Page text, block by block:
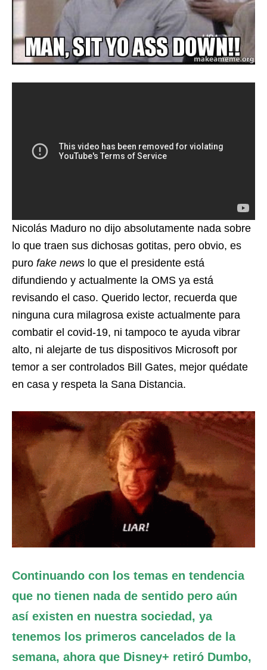
Nicolás Maduro no dijo absolutamente nada sobre
lo que traen sus dichosas gotitas, pero obvio, es
puro fake news lo que el presidente está
difundiendo y actualmente la OMS ya está
revisando el caso. Querido lector, recuerda que
ninguna cura milagrosa existe actualmente para
combatir el covid-19, ni tampoco te ayuda vibrar
alto, ni alejarte de tus dispositivos Microsoft por
temor a ser controlados Bill Gates, mejor quédate
en casa y respeta la Sana Distancia.
Continuando con los temas en tendencia
que no tienen nada de sentido pero aún
así existen en nuestra sociedad, ya
tenemos los primeros cancelados de la
semana, ahora que Disney+ retiró Dumbo,